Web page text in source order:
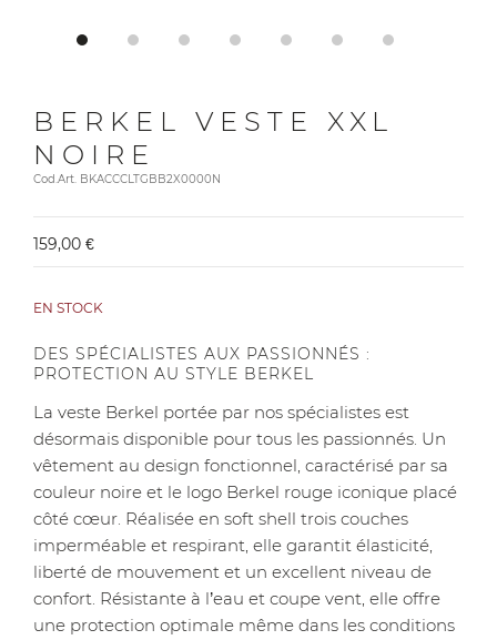
BERKEL VESTE XXL
NOIRE
Cod.Art. BKACCCLTGBB2X0000N
159,00 €
EN STOCK
DES SPÉCIALISTES AUX PASSIONNÉS :
PROTECTION AU STYLE BERKEL
La veste Berkel portée par nos spécialistes est
désormais disponible pour tous les passionnés. Un
vêtement au design fonctionnel, caractérisé par sa
couleur noire et le logo Berkel rouge iconique placé
côté cœur. Réalisée en soft shell trois couches
imperméable et respirant, elle garantit élasticité,
liberté de mouvement et un excellent niveau de
confort. Résistante à l’eau et coupe vent, elle offre
une protection optimale même dans les conditions